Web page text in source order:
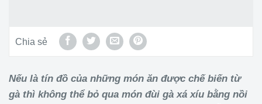
Chia sẻ
Nếu là tín đồ của những món ăn được chế biến từ
gà thì không thể bỏ qua món đùi gà xá xíu bằng nồi